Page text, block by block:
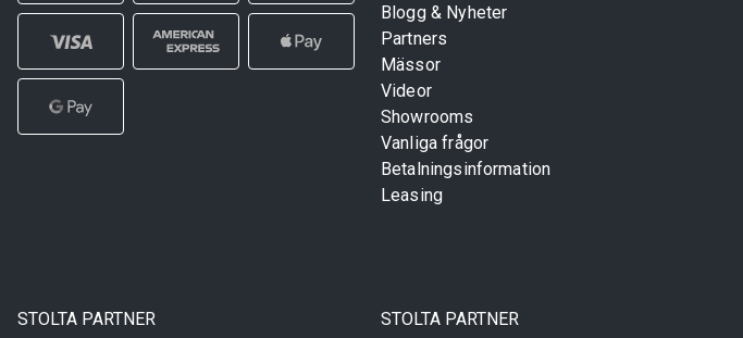
Blogg & Nyheter
Partners
Mässor
Videor
Showrooms
Vanliga frågor
Betalningsinformation
Leasing
STOLTA PARTNER STOLTA PARTNER